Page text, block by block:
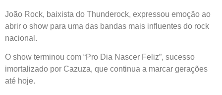
João Rock, baixista do Thunderock, expressou emoção ao
abrir o show para uma das bandas mais influentes do rock
nacional.
O show terminou com “Pro Dia Nascer Feliz”, sucesso
imortalizado por Cazuza, que continua a marcar gerações
até hoje.